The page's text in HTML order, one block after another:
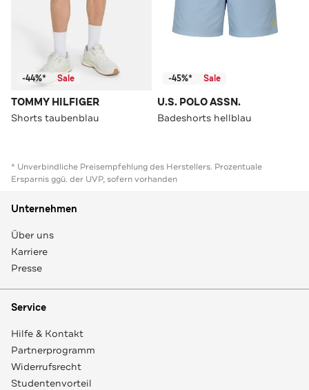
-44%* Sale
TOMMY HILFIGER
Shorts taubenblau
-45%* Sale
U.S. POLO ASSN.
Badeshorts hellblau
* Unverbindliche Preisempfehlung des Herstellers. Prozentuale
Ersparnis ggü. der UVP, sofern vorhanden
Unternehmen
Über uns
Karriere
Presse
Service
Hilfe & Kontakt
Partnerprogramm
Widerrufsrecht
Studentenvorteil